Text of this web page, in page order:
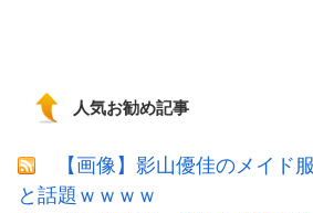
人気お勧め記事
【画像】影山優佳のメイド
と話題ｗｗｗｗ